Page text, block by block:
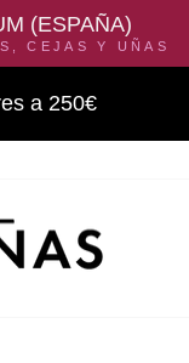
(ESPAÑA)
CEJAS Y UÑAS
a 250€